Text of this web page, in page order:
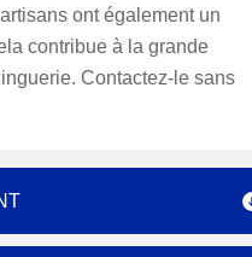
ont également un
contribue à la grande
Contactez-le sans